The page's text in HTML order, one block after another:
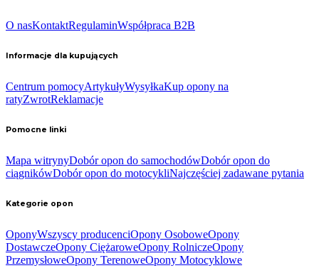
O nasKontaktRegulaminWspółpraca B2B
Informacje dla kupujących
Centrum pomocyArtykułyWysyłkaKup opony na
ratyZwrotReklamacje
Pomocne linki
Mapa witrynyDobór opon do samochodówDobór opon do
ciągnikówDobór opon do motocykliNajczęściej zadawane pytania
Kategorie opon
OponyWszyscy producenciOpony OsoboweOpony
DostawczeOpony CiężaroweOpony RolniczeOpony
PrzemysłoweOpony TerenoweOpony Motocyklowe